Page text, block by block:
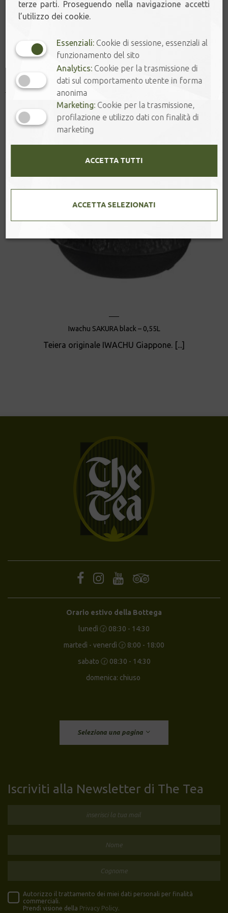
Prodotti correlati
Iwachu SAKURA black – 0,55L
Teiera originale IWACHU Giappone. [...]
Orario estivo della Bottega
lunedì 🕝 08:30 - 14:30
martedì - venerdì 🕝 8:00 - 18:00
sabato 🕝 08:30 - 14:30
domenica: chiuso
Seleziona una pagina
Iscriviti alla Newsletter di The Tea
Autorizzo il trattamento dei miei dati personali per finalità
commerciali.
Prendi visione della Privacy Policy.
terze parti. Proseguendo nella navigazione accetti
l’utilizzo dei cookie.
Essenziali: Cookie di sessione, essenziali al
funzionamento del sito
Analytics: Cookie per la trasmissione di
dati sul comportamento utente in forma
anonima
Marketing: Cookie per la trasmissione,
profilazione e utilizzo dati con finalità di
marketing
ACCETTA TUTTI
ACCETTA SELEZIONATI